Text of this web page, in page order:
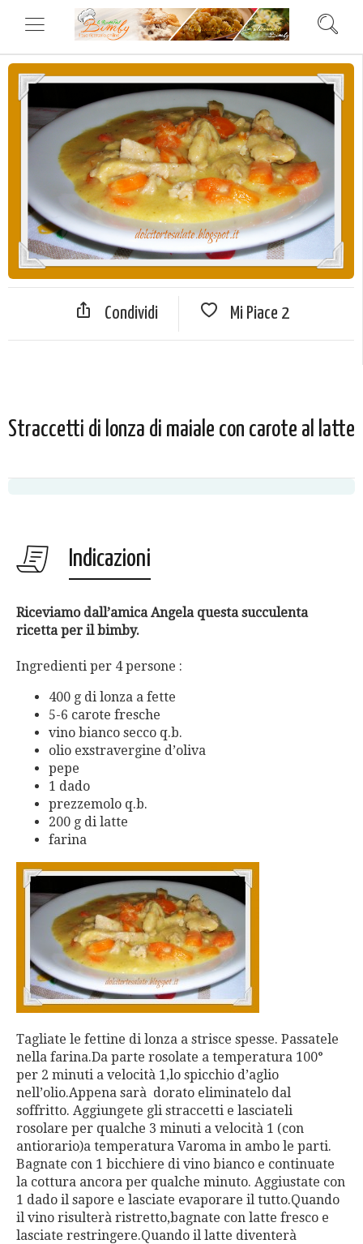
Condividi Mi Piace 2
Straccetti di lonza di maiale con carote al latte
Indicazioni
Riceviamo dall’amica Angela questa succulenta
ricetta per il bimby.
Ingredienti per 4 persone :
400 g di lonza a fette
5-6 carote fresche
vino bianco secco q.b.
olio exstravergine d’oliva
pepe
1 dado
prezzemolo q.b.
200 g di latte
farina
Tagliate le fettine di lonza a strisce spesse. Passatele
nella farina.Da parte rosolate a temperatura 100°
per 2 minuti a velocità 1,lo spicchio d’aglio
nell’olio.Appena sarà dorato eliminatelo dal
soffritto. Aggiungete gli straccetti e lasciateli
rosolare per qualche 3 minuti a velocità 1 (con
antiorario)a temperatura Varoma in ambo le parti.
Bagnate con 1 bicchiere di vino bianco e continuate
la cottura ancora per qualche minuto. Aggiustate con
1 dado il sapore e lasciate evaporare il tutto.Quando
il vino risulterà ristretto,bagnate con latte fresco e
lasciate restringere.Quando il latte diventerà